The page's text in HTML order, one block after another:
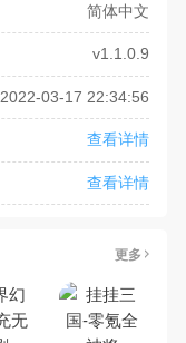
简体中文
v1.1.0.9
2022-03-17 22:34:56
查看详情
查看详情
更多